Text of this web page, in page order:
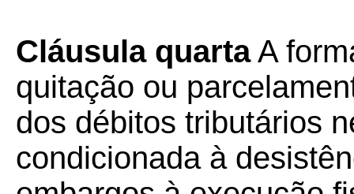
Cláusula quartaA
quitação ou
dos débitos tributários
condicionada à